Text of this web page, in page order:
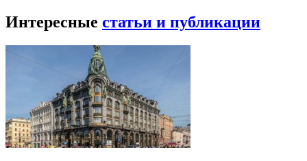
Интересные статьи и публикации